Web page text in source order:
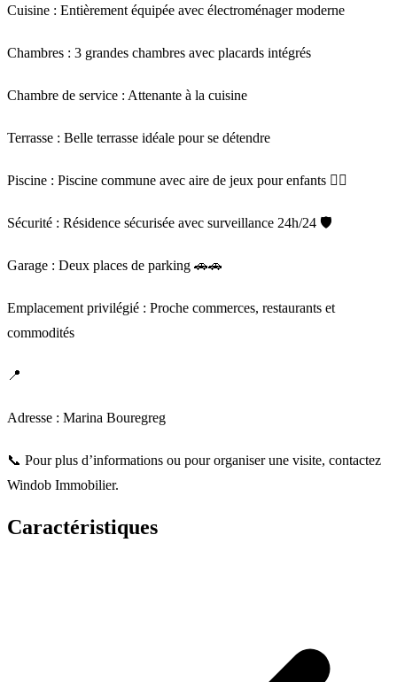
Cuisine : Entièrement équipée avec électroménager moderne
Chambres : 3 grandes chambres avec placards intégrés
Chambre de service : Attenante à la cuisine
Terrasse : Belle terrasse idéale pour se détendre
Piscine : Piscine commune avec aire de jeux pour enfants 🏊‍♂️
Sécurité : Résidence sécurisée avec surveillance 24h/24 🛡️
Garage : Deux places de parking 🚗🚗
Emplacement privilégié : Proche commerces, restaurants et
commodités
📍
Adresse : Marina Bouregreg
📞 Pour plus d’informations ou pour organiser une visite, contactez
Windob Immobilier.
Caractéristiques